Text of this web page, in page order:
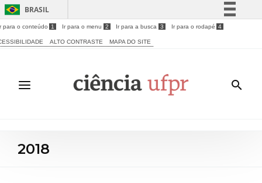
BRASIL
Simplifique!
Acesso à informação
Legislação
para o conteúdo 1 Ir para o menu 2 Ir para a busca 3 Ir para o rodapé 4
ALTO CONTRASTE MAPA DO SITE
2018